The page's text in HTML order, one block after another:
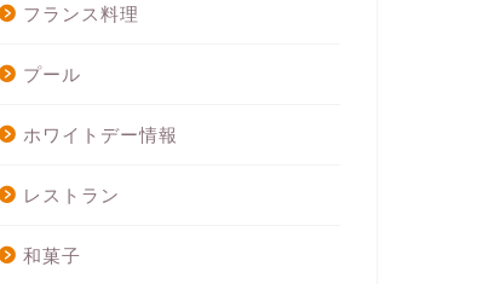
フランス料理
プール
ホワイトデー情報
レストラン
和菓子